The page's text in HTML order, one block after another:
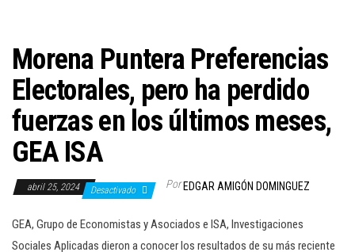
Morena Puntera Preferencias
Electorales, pero ha perdido
fuerzas en los últimos meses,
GEA ISA
abril 25, 2024 Desactivado Por EDGAR AMIGÓN DOMINGUEZ
GEA, Grupo de Economistas y Asociados e ISA, Investigaciones
Sociales Aplicadas dieron a conocer los resultados de su más reciente